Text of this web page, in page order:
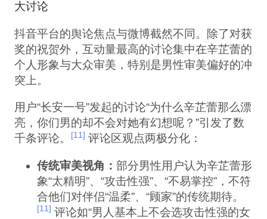
大讨论
抖音平台的舆论焦点与微博截然不同。除了对获
奖的祝贺外，互动量最高的讨论集中在辛芷蕾的
个人形象与大众审美，特别是男性审美偏好的冲
突上。
用户“长安一号”发起的讨论“为什么辛芷蕾那么漂
亮，你们男的却不会对她有幻想呢？”引发了数
千条评论。
[11] 评论区观点两极分化：
传统审美视角：部分男性用户认为辛芷蕾形
象“太精明”、“攻击性强”、“不易掌控”，不符
合他们对伴侣“温柔”、“顾家”的传统期待。
[11] 评论如“男人基本上不会选攻击性强的女